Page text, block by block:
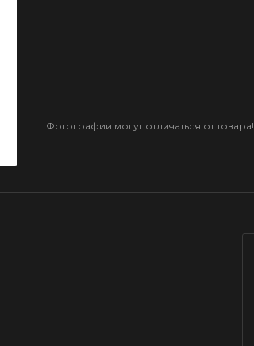
Фотографии могут отличаться от товара!